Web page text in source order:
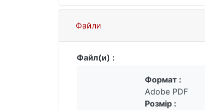
Файли
Файл(и) :
Формат :
Adobe PDF
Розмір :